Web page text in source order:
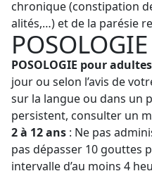
chronique (constipation
alités,…) et de la parésie
POSOLOGIE
POSOLOGIE pour adultes
jour ou selon l’avis de
sur la langue ou dans un
persistent, consulter un
2 à 12 ans : Ne pas
pas dépasser 10 gouttes
intervalle d’au moins 4